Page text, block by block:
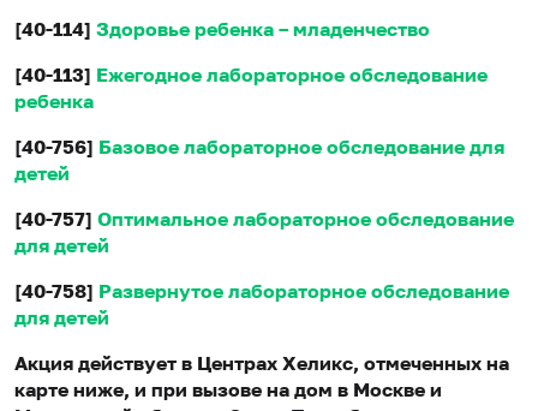
[40-114] Здоровье ребенка – младенчество
[40-113] Ежегодное лабораторное обследование
ребенка
[40-756] Базовое лабораторное обследование для
детей
[40-757] Оптимальное лабораторное обследование
для детей
[40-758] Развернутое лабораторное обследование
для детей
Акция действует в Центрах Хеликс, отмеченных на
карте ниже, и при вызове на дом в Москве и